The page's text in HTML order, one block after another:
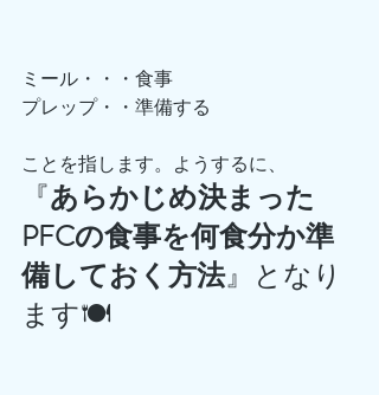
ミール・・・食事
プレップ・・準備する
ことを指します。ようするに、
『あらかじめ決まった
PFCの食事を何食分か準
備しておく方法』となり
ます🍽